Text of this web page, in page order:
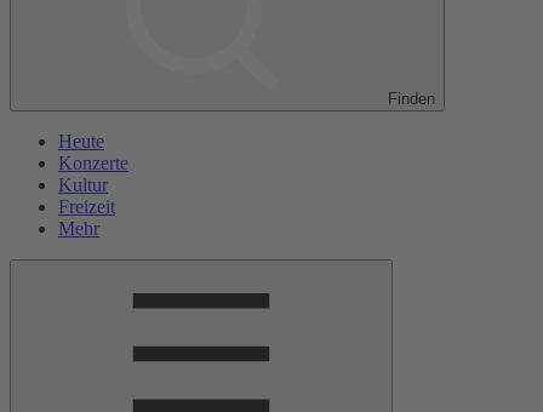
Finden
Heute
Konzerte
Kultur
Freizeit
Mehr